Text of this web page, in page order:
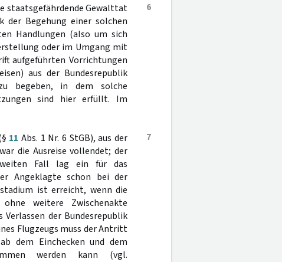
6
staatsgefährdende Gewalttat
der Begehung einer solchen
Handlungen (also um sich
oder im Umgang mit
aufgeführten Vorrichtungen
aus der Bundesrepublik
begeben, in dem solche
sind hier erfüllt. Im
7
11 Abs. 1 Nr. 6 StGB), aus der
die Ausreise vollendet; der
Fall lag ein für das
Angeklagte schon bei der
ist erreicht, wenn die
weitere Zwischenakte
der Bundesrepublik
Flugzeugs muss der Antritt
dem Einchecken und dem
werden kann (vgl.